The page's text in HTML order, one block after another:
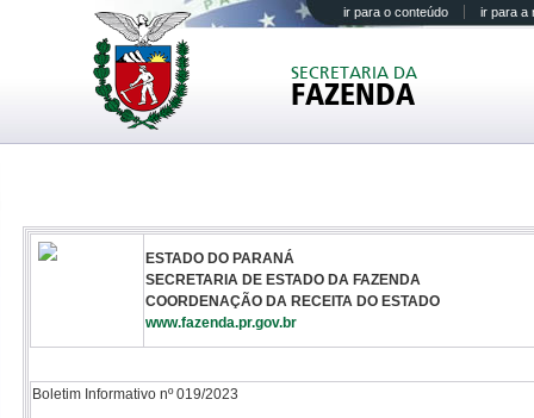
ir para o conteúdo ir para a
SECRETARIA DA
FAZENDA
ESTADO DO PARANÁ
SECRETARIA DE ESTADO DA FAZENDA
COORDENAÇÃO DA RECEITA DO ESTADO
www.fazenda.pr.gov.br
Boletim Informativo nº 019/2023